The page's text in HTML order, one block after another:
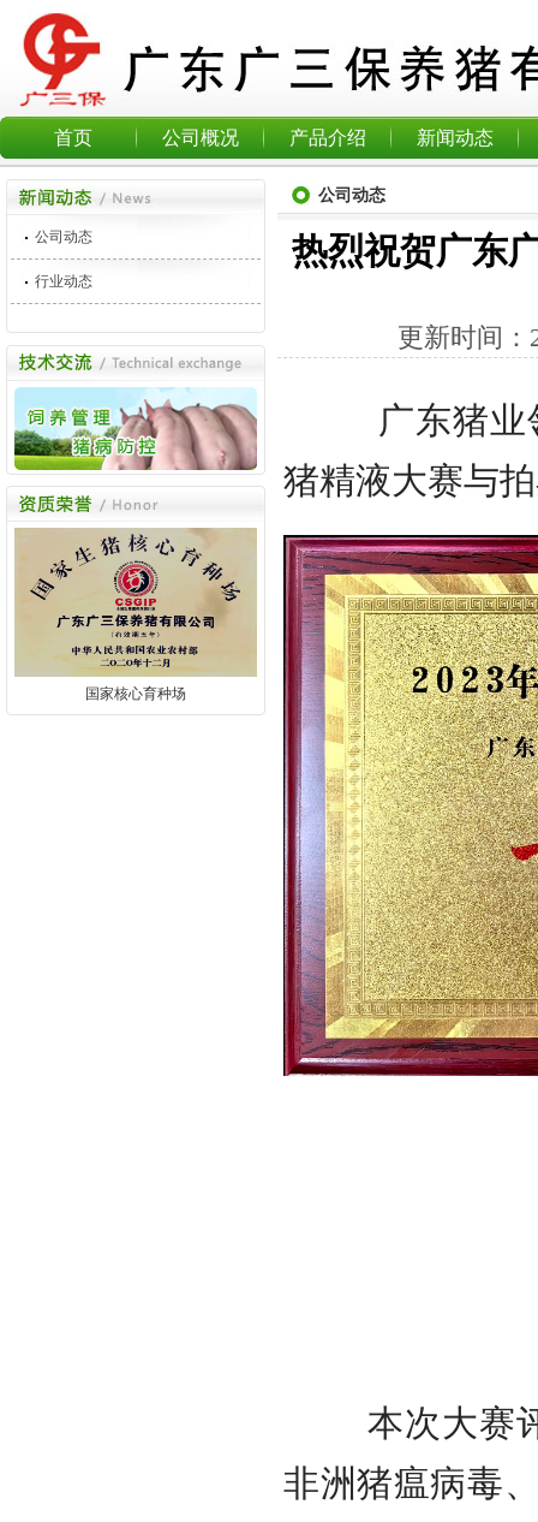
首页 公司概况 产品介绍 新闻动态
公司动态
行业动态
国家核心育种场
公司动态
热烈祝贺广东
更新时间：
广东猪
猪精液大赛与
本次大赛
非洲猪瘟病毒